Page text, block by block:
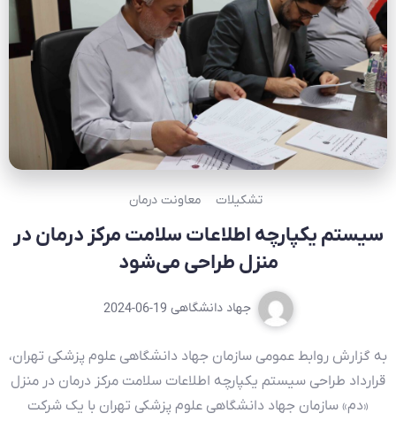
تشکیلات معاونت درمان
سیستم یکپارچه اطلاعات سلامت مرکز درمان در
منزل طراحی می‌شود
جهاد دانشگاهی 2024-06-19
به گزارش روابط عمومی سازمان جهاد دانشگاهی علوم پزشکی تهران،
قرارداد طراحی سیستم یکپارچه اطلاعات سلامت مرکز درمان در منزل
«دم» سازمان جهاد دانشگاهی علوم پزشکی تهران با یک شرکت